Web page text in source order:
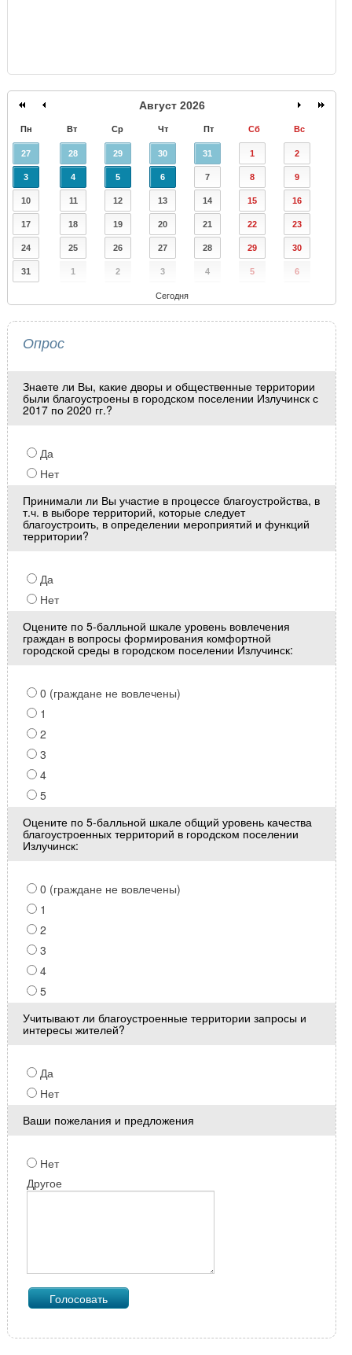
Август 2026
Пн Вт Ср Чт Пт Сб Вс
27 28 29 30 31 1 2
3 4 5 6 7 8 9
10 11 12 13 14 15 16
17 18 19 20 21 22 23
24 25 26 27 28 29 30
31 1 2 3 4 5 6
Сегодня
Опрос
Знаете ли Вы, какие дворы и общественные территории
были благоустроены в городском поселении Излучинск с
2017 по 2020 гг.?
Да
Нет
Принимали ли Вы участие в процессе благоустройства, в
т.ч. в выборе территорий, которые следует
благоустроить, в определении мероприятий и функций
территории?
Да
Нет
Оцените по 5-балльной шкале уровень вовлечения
граждан в вопросы формирования комфортной
городской среды в городском поселении Излучинск:
0 (граждане не вовлечены)
1
2
3
4
5
Оцените по 5-балльной шкале общий уровень качества
благоустроенных территорий в городском поселении
Излучинск:
0 (граждане не вовлечены)
1
2
3
4
5
Учитывают ли благоустроенные территории запросы и
интересы жителей?
Да
Нет
Ваши пожелания и предложения
Нет
Другое